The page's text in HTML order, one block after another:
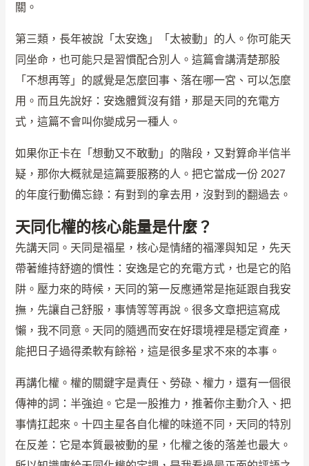
關。
第三類，長年被說「太安逸」「太被動」的人。你可能天
同坐命，也可能只是習慣配合別人。這篇會講清楚那股
「不想再等」的感覺是怎麼回事、落在哪一宮、可以怎麼
用。而且先說好：安逸體質沒有錯，那是天同的充電方
式，這篇不會叫你變成另一種人。
如果你正卡在「想動又不敢動」的階段，又對算命半信半
疑，那你大概就是這篇要服務的人。把它當成一份 2027
的年度行動備忘錄：有對到的拿去用，沒對到的翻過去。
天同化權的核心能量是什麼？
先講天同。天同是福星，核心是情緒的福澤與知足，先天
帶著維持舒適的慣性：安逸是它的充電方式，也是它的陷
阱。壓力來的時候，天同的第一反應通常是拖延跟自我安
撫，先讓自己舒服，事情等等再說。很多文章把這寫成
懶，我不同意。天同的隨遇而安在好環境裡是穩定資產，
能把日子過得柔軟有餘裕，這是很多星求不來的本事。
再講化權。權的關鍵字是責任、勞碌、權力，還有一個很
傳神的詞：半強迫。它是一股推力，推著你主動介入、把
事情扛起來。十四主星各自化權的味道不同，天同的特別
在反差：它是本質最被動的星，化權之後的落差也最大。